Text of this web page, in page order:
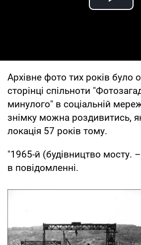
Play
Архівне фото тих років було
сторінці спільноти
минулого" в соціальній
знімку можна роздивитись,
локація 57 років тому.
"1965-й (будівництво мосту.
в повідомленні.